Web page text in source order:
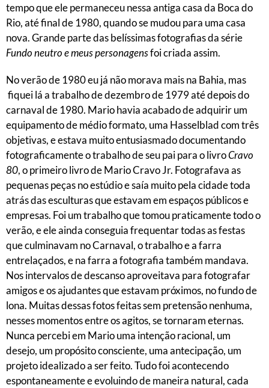
tempo que ele permaneceu nessa antiga casa da Boca do
Rio, até final de 1980, quando se mudou para uma casa
nova. Grande parte das belíssimas fotografias da série
Fundo neutro e meus personagensfoi criada assim.
No verão de 1980 eu já não morava mais na Bahia, mas
fiquei lá a trabalho de dezembro de 1979 até depois do
carnaval de 1980. Mario havia acabado de adquirir um
equipamento de médio formato, uma Hasselblad com três
objetivas, e estava muito entusiasmado documentando
fotograficamente o trabalho de seu pai para o livroCravo
80, o primeiro livro de Mario Cravo Jr. Fotografava as
pequenas peças no estúdio e saía muito pela cidade toda
atrás das esculturas que estavam em espaços públicos e
empresas. Foi um trabalho que tomou praticamente todo o
verão, e ele ainda conseguia frequentar todas as festas
que culminavam no Carnaval, o trabalho e a farra
entrelaçados, e na farra a fotografia também mandava.
Nos intervalos de descanso aproveitava para fotografar
amigos e os ajudantes que estavam próximos, no fundo de
lona. Muitas dessas fotos feitas sem pretensão nenhuma,
nesses momentos entre os agitos, se tornaram eternas.
Nunca percebi em Mario uma intenção racional, um
desejo, um propósito consciente, uma antecipação, um
projeto idealizado a ser feito. Tudo foi acontecendo
espontaneamente e evoluindo de maneira natural, cada